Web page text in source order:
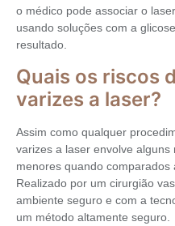
o médico pode associar o
usando soluções com a
resultado.
Quais os riscos
varizes a laser?
Assim como qualquer
varizes a laser envolve
menores quando comparados
Realizado por um cirurgião
ambiente seguro e com a
um método altamente seguro.